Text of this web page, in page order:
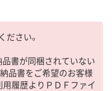
ださい。
品書が同梱されていない
品書をご希望のお客様
用履歴よりＰＤＦファイ